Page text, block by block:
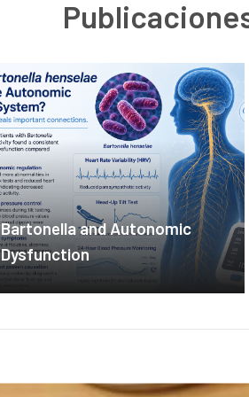
Bartonella and Autonomic
Dysfunction